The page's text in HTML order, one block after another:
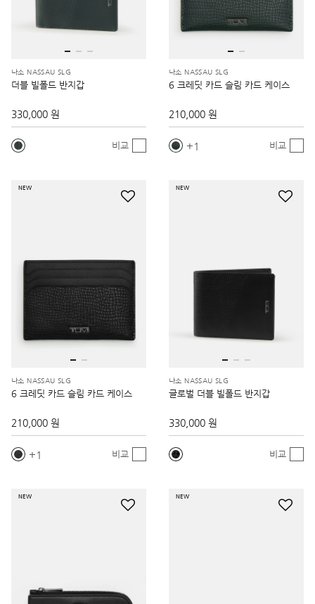
나소 NASSAU SLG
더블 빌폴드 반지갑
330,000 원
비교
나소 NASSAU SLG
6 크레딧 카드 슬림 카드 케이스
210,000 원
1 비교
NEW
나소 NASSAU SLG
6 크레딧 카드 슬림 카드 케이스
210,000 원
1 비교
NEW
나소 NASSAU SLG
글로벌 더블 빌폴드 반지갑
330,000 원
비교
NEW NEW